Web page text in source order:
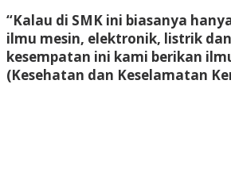
“Kalau di SMK ini biasanya
ilmu mesin, elektronik, listrik
kesempatan ini kami berikan
(Kesehatan dan Keselamatan